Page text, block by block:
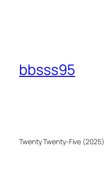
bbsss95
Twenty Twenty-Five (2025)